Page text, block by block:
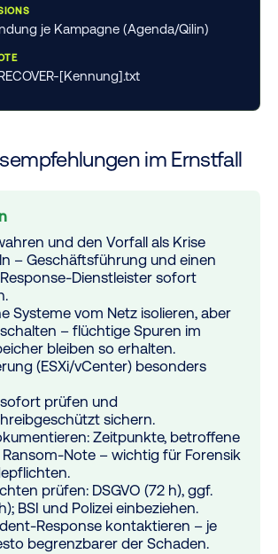
je Kampagne (Agenda/Qilin)
[Kennung].txt
im Ernstfall
und den Vorfall als Krise
– Geschäftsführung und einen
Dienstleister sofort
Systeme vom Netz isolieren, aber
– flüchtige Spuren im
bleiben so erhalten.
(ESXi/vCenter) besonders
prüfen und
sichern.
Zeitpunkte, betroffene
Ransom-Note – wichtig für Forensik
prüfen: DSGVO (72 h), ggf.
BSI und Polizei einbeziehen.
Response kontaktieren – je
begrenzbarer der Schaden.